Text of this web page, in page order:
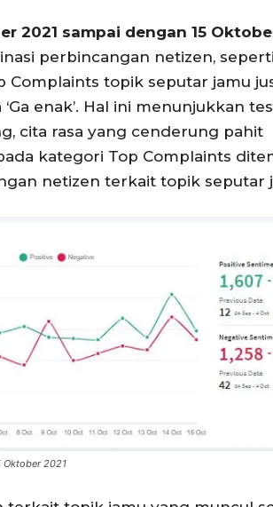
2021 sampai dengan 15
perbincangan netizen, seperti
Complaints topik seputar jamu
enak’. Hal ini menunjukkan
cita rasa yang cenderung pahit
kategori Top Complaints
netizen terkait topik seputar
Oktober 2021